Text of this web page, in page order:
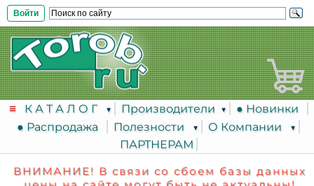
Войти
К А Т А Л О Г Производители
● Новинки
● Распродажа
Полезности
О Компании
ПАРТНЕРАМ
ВНИМАНИЕ! В связи со сбоем базы данных